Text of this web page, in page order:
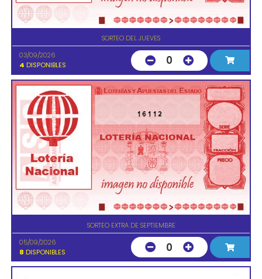
SORTEO DEL JUEVES
03/09/2026
4 DISPONIBLES 0
16112
SORTEO EXTRA DE SEPTIEMBRE
05/09/2026
8 DISPONIBLES 0